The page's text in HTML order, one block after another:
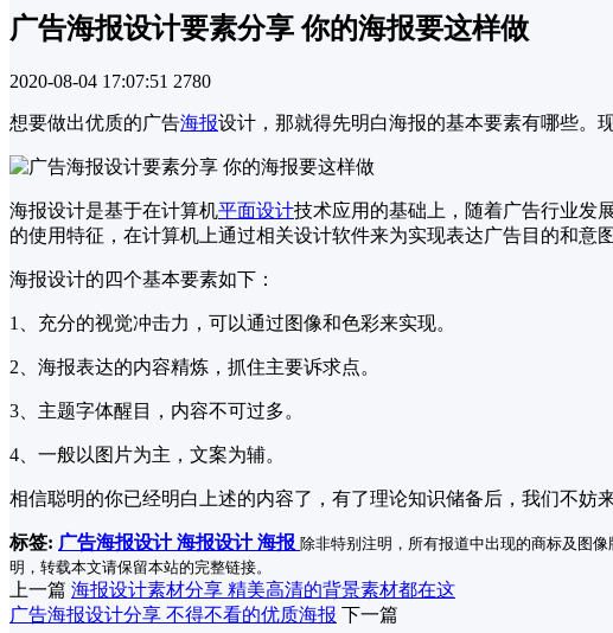
广告海报设计要素分享 你的海报要这样做
2020-08-04 17:07:51 2780
想要做出优质的广告海报设计，那就得先明白海报的基本要素有哪些。
海报设计是基于在计算机平面设计技术应用的基础上，随着广告行业发
的使用特征，在计算机上通过相关设计软件来为实现表达广告目的和意
海报设计的四个基本要素如下：
1、充分的视觉冲击力，可以通过图像和色彩来实现。
2、海报表达的内容精炼，抓住主要诉求点。
3、主题字体醒目，内容不可过多。
4、一般以图片为主，文案为辅。
相信聪明的你已经明白上述的内容了，有了理论知识储备后，我们不妨
标签: 广告海报设计海报设计海报 除非特别注明，所有报道中出现的商标及图
明，转载本文请保留本站的完整链接。
上一篇 海报设计素材分享 精美高清的背景素材都在这
广告海报设计分享 不得不看的优质海报 下一篇